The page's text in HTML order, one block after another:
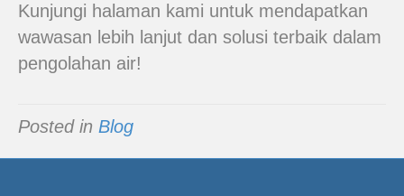
Kunjungi halaman kami untuk mendapatkan
wawasan lebih lanjut dan solusi terbaik dalam
pengolahan air!
Posted in Blog